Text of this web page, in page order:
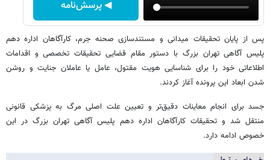
◀ پرسش‌نامه
پس از پایان تحقیقات میدانی و مستندسازی صحنه جرم، کارآگاهان اداره دهم
پلیس آگاهی تهران بزرگ با دستور مقام قضایی تحقیقات تخصصی و اقدامات
اطلاعاتی خود را برای شناسایی هویت مقتول، عامل یا عاملان جنایت و روشن
شدن ابعاد این پرونده آغاز کردند.
جسد برای انجام معاینات دقیق‌تر و تعیین علت اصلی مرگ به پزشکی قانونی
منتقل شد و تحقیقات کارآگاهان اداره دهم پلیس آگاهی تهران بزرگ در این
خصوص ادامه دارد.